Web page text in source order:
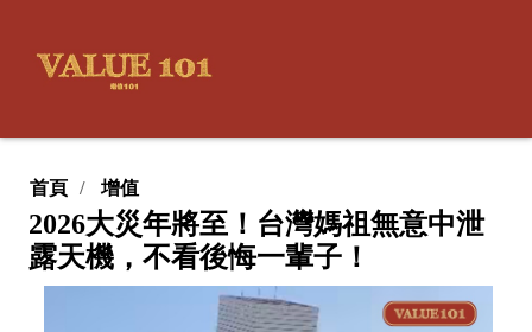
首頁 增值
2026大災年將至！台灣媽祖無意中泄
露天機，不看後悔一輩子！